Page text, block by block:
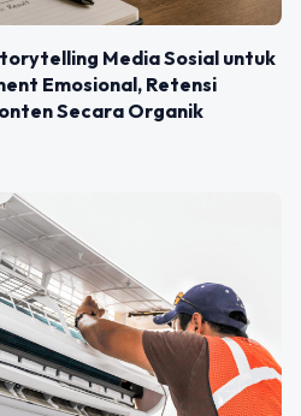
Media Sosial untuk
Emosional, Retensi
Secara Organik